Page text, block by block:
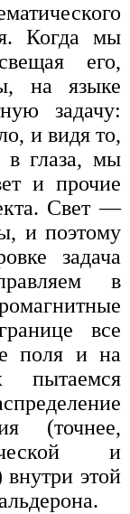
Когда мы
его,
на языке
задачу:
и видя то,
в глаза, мы
и прочие
Свет —
и поэтому
задача
в
все
поля и на
пытаемся
(точнее,
и
этой